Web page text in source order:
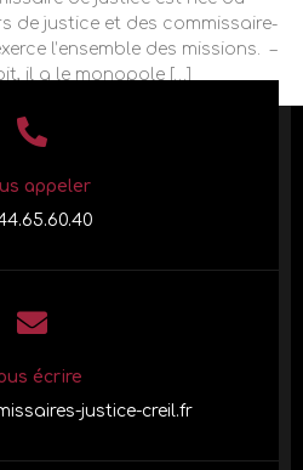
de justice et des commissaire-
l’ensemble des missions. –
il a le monopole […]
appeler
écrire
justice-creil.fr